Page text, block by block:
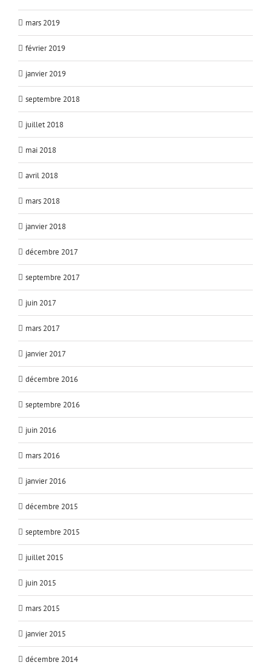
mars 2019
février 2019
janvier 2019
septembre 2018
juillet 2018
mai 2018
avril 2018
mars 2018
janvier 2018
décembre 2017
septembre 2017
juin 2017
mars 2017
janvier 2017
décembre 2016
septembre 2016
juin 2016
mars 2016
janvier 2016
décembre 2015
septembre 2015
juillet 2015
juin 2015
mars 2015
janvier 2015
décembre 2014